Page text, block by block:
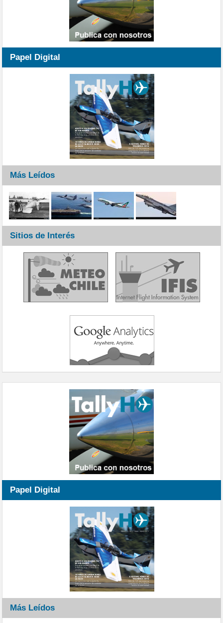
Papel Digital
Más Leídos
Sitios de Interés
Papel Digital
Más Leídos